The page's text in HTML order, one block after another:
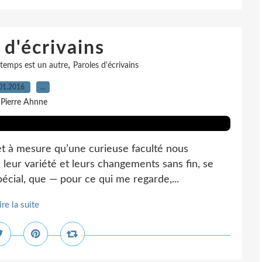
d'écrivains
est un autre, Paroles d'écrivains
…
Ahnne
à mesure qu’une curieuse faculté nous
variété et leurs changements sans fin, se
que — pour ce qui me regarde,...
la suite